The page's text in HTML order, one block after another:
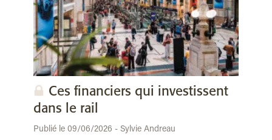
Ces financiers qui investissent
dans le rail
Publié le 09/06/2026 - Sylvie Andreau